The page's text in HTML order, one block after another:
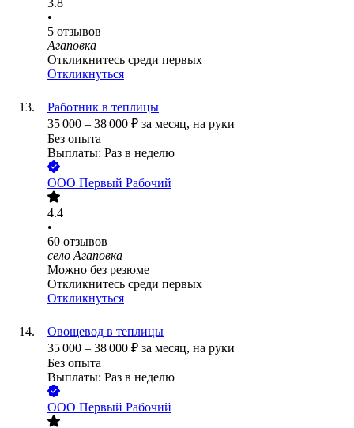
3.8
•
5 отзывов
Агаповка
Откликнитесь среди первых
Откликнуться
Работник в теплицы
35 000 – 38 000 ₽ за месяц, на руки
Без опыта
Выплаты: Раз в неделю
ООО Первый Рабочий
4.4
•
60 отзывов
село Агаповка
Можно без резюме
Откликнитесь среди первых
Откликнуться
Овощевод в теплицы
35 000 – 38 000 ₽ за месяц, на руки
Без опыта
Выплаты: Раз в неделю
ООО Первый Рабочий